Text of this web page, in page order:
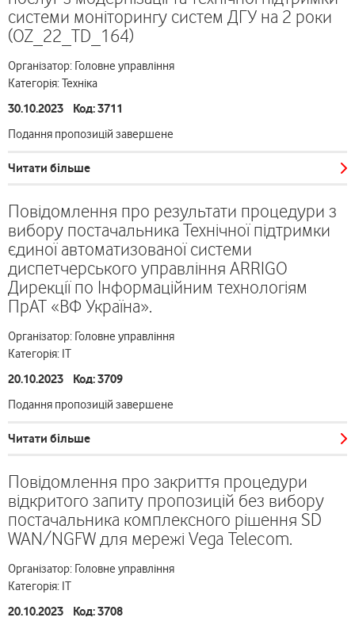
системи моніторингу систем ДГУ на 2 роки
(OZ_22_TD_164)
Організатор: Головне управління
Категорія: Техніка
30.10.2023 Код: 3711
Подання пропозицій завершене
Читати більше
Повідомлення про результати процедури з
вибору постачальника Технічної підтримки
єдиної автоматизованої системи
диспетчерського управління ARRIGO
Дирекції по Інформаційним технологіям
ПрАТ «ВФ Україна».
Організатор: Головне управління
Категорія: ІТ
20.10.2023 Код: 3709
Подання пропозицій завершене
Читати більше
Повідомлення про закриття процедури
відкритого запиту пропозицій без вибору
постачальника комплексного рішення SD
WAN/NGFW для мережі Vega Telecom.
Організатор: Головне управління
Категорія: ІТ
20.10.2023 Код: 3708